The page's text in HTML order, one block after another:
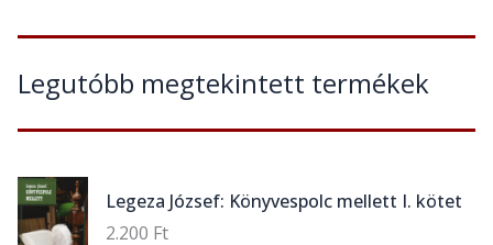
Legutóbb megtekintett termékek
Legeza József: Könyvespolc mellett I. kötet
2.200 Ft